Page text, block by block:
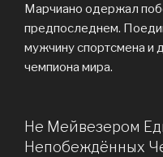
Марчиано одержал
предпоследнем.
мужчину спортсмена и
чемпиона мира.
Не Мейвезером
Непобеждённых